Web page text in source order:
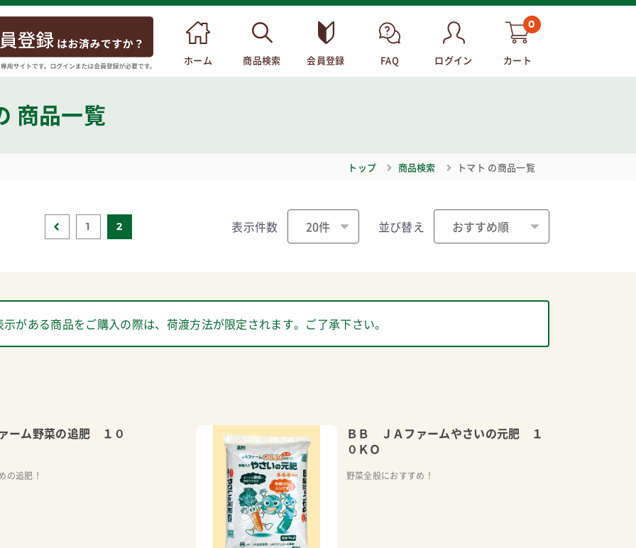
ホーム 商品検索 会員登録 FAQ ログイン
0
カート
商品一覧
トップ 商品検索 トマト の商品一覧
1 2 表示件数 並び替え
がある商品をご購入の際は、荷渡方法が限定されます。ご了承下さい。
ーム野菜の追肥 １０
の追肥！
ＢＢ ＪＡファームやさいの元肥 １
０ＫＯ
野菜全般におすすめ！